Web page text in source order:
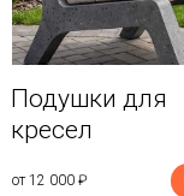
Подушки для
кресел
от 12 000 ₽